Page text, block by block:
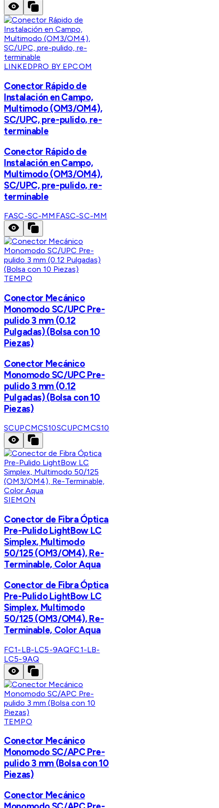
LINKEDPRO BY EPCOM
Conector Rápido de
Instalación en Campo,
Multimodo (OM3/OM4),
SC/UPC, pre-pulido, re-
terminable
Conector Rápido de
Instalación en Campo,
Multimodo (OM3/OM4),
SC/UPC, pre-pulido, re-
terminable
FASC-SC-MM FASC-SC-MM
TEMPO
Conector Mecánico
Monomodo SC/UPC Pre-
pulido 3 mm (0.12
Pulgadas) (Bolsa con 10
Piezas)
Conector Mecánico
Monomodo SC/UPC Pre-
pulido 3 mm (0.12
Pulgadas) (Bolsa con 10
Piezas)
SCUPCMCS10SCUPCMCS10
SIEMON
Conector de Fibra Óptica
Pre-Pulido LightBow LC
Simplex, Multimodo
50/125 (OM3/OM4), Re-
Terminable, Color Aqua
Conector de Fibra Óptica
Pre-Pulido LightBow LC
Simplex, Multimodo
50/125 (OM3/OM4), Re-
Terminable, Color Aqua
FC1-LB-LC5-9AQFC1-LB-
LC5-9AQ
TEMPO
Conector Mecánico
Monomodo SC/APC Pre-
pulido 3 mm (Bolsa con 10
Piezas)
Conector Mecánico